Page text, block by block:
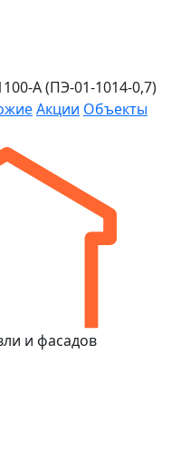
A (ПЭ-01-1014-0,7)
Акции Объекты
и фасадов